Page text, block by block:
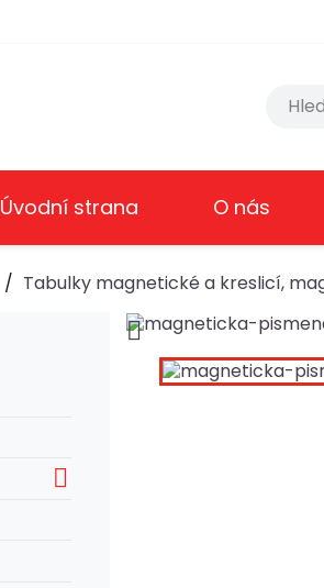
Úvodní strana O nás
Tabulky magnetické a kreslicí,

